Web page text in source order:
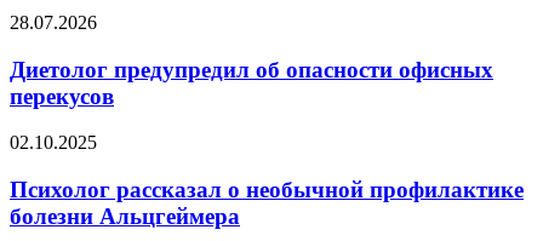
неделю
на
процедуры
лица
Диетолог
об
опасности
офисных
28.07.2026
Диетолог предупредил об опасности офисных
перекусов
Психолог
о
необычной
профилактике
02.10.2025
Психолог рассказал о необычной профилактике
болезни Альцгеймера